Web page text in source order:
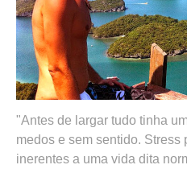
Antes de largar tudo tinha
medos e sem sentido. Stress
inerentes a uma vida dita